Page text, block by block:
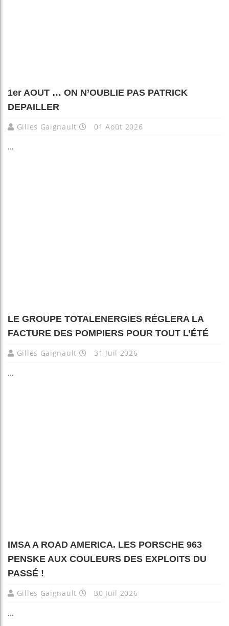
1er AOUT … ON N’OUBLIE PAS PATRICK
DEPAILLER
Gilles Gaignault 01 Août 2026
...
LE GROUPE TOTALENERGIES RÉGLERA LA
FACTURE DES POMPIERS POUR TOUT L’ÉTÉ
Gilles Gaignault 31 Juil 2026
...
IMSA A ROAD AMERICA. LES PORSCHE 963
PENSKE AUX COULEURS DES EXPLOITS DU
PASSÉ !
Gilles Gaignault 30 Juil 2026
...